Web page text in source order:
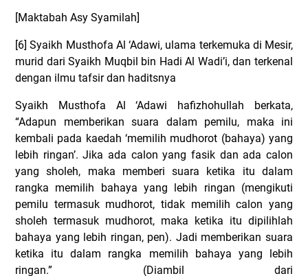
[Maktabah Asy Syamilah]
[6] Syaikh Musthofa Al ‘Adawi, ulama terkemuka di Mesir,
murid dari Syaikh Muqbil bin Hadi Al Wadi’i, dan terkenal
dengan ilmu tafsir dan haditsnya
Syaikh Musthofa Al ‘Adawi hafizhohullah berkata,
“Adapun memberikan suara dalam pemilu, maka ini
kembali pada kaedah ‘memilih mudhorot (bahaya) yang
lebih ringan’. Jika ada calon yang fasik dan ada calon
yang sholeh, maka memberi suara ketika itu dalam
rangka memilih bahaya yang lebih ringan (mengikuti
pemilu termasuk mudhorot, tidak memilih calon yang
sholeh termasuk mudhorot, maka ketika itu dipilihlah
bahaya yang lebih ringan, pen). Jadi memberikan suara
ketika itu dalam rangka memilih bahaya yang lebih
ringan.” (Diambil dari